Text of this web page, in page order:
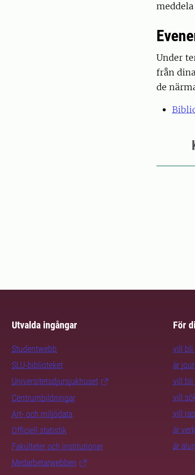
Under
från
de
Utvalda ingångar
Studentwebb
SLU-biblioteket
Universitetsdjursjukhuset
Centrumbildningar
Art- och miljödata
Officiell statistik
Fakulteter och institutioner
Medarbetarwebben
För
vill bli
är
vill bli
vill
vill
är
är